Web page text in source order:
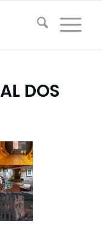
DOS